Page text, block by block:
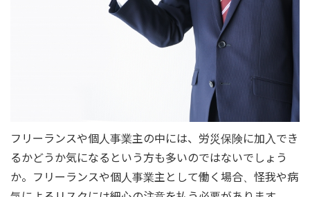
フリーランスや個人事業主の中には、労災保険に加入でき
るかどうか気になるという方も多いのではないでしょう
か。フリーランスや個人事業主として働く場合、怪我や病